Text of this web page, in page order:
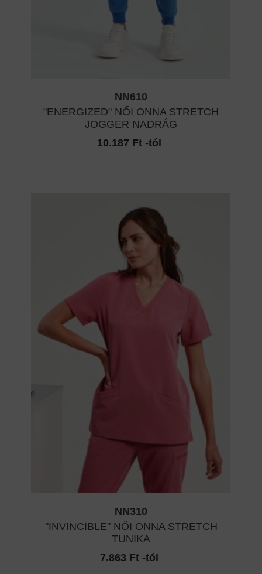
NN610
"ENERGIZED" NŐI ONNA STRETCH
JOGGER NADRÁG
10.187 Ft -tól
NN310
"INVINCIBLE" NŐI ONNA STRETCH
TUNIKA
7.863 Ft -tól